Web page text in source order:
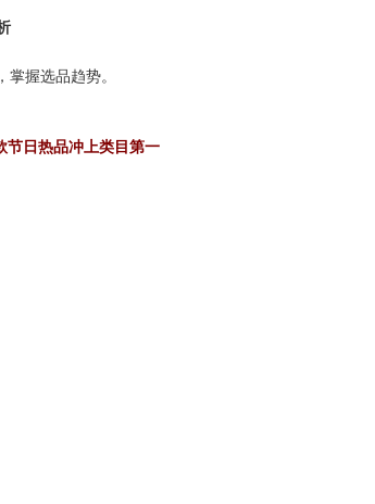
掌握选品趋势。
节日热品冲上类目第一